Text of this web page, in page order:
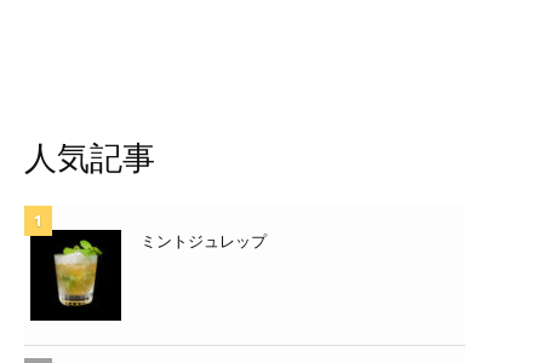
人気記事
ミントジュレップ